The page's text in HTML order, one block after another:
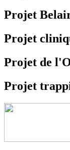
Projet
Projet
Projet de
Projet